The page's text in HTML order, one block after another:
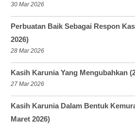
30 Mar 2026
Perbuatan Baik Sebagai Respon
2026)
28 Mar 2026
Kasih Karunia Yang Mengubahkan
27 Mar 2026
Kasih Karunia Dalam Bentuk
Maret 2026)